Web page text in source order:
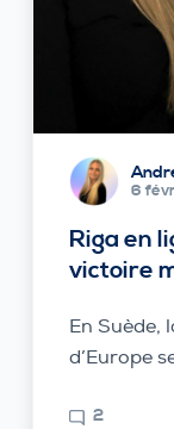
6
Riga en
victoire
En Suède,
d’Europe
2